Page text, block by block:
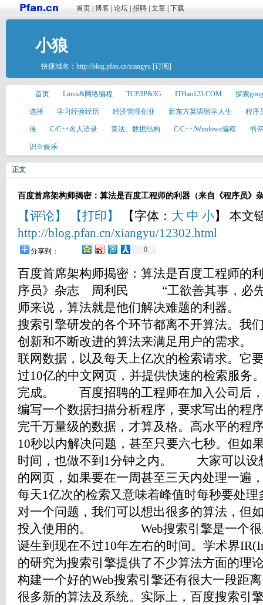
首页 博客 论坛 招聘 文章 下载
小狼
快捷域名： http://blog.pfan.cn/xiangyu [订阅]
首页 Linux&网络编程 TCP/IP&3G ITHao123.COM 探索
选择 学习经验经历 经济管理创业 新东方英语留学人生 程序
侠 C/C++名人语录 算法、数据结构 C/C++/Windows编程 书
识※娱乐
正文
百度首席架构师揭密：算法是百度工程师的利器（来自《程序员》
【评论】 【打印】 【字体： 大 中 小】 本文
http://blog.pfan.cn/xiangyu/12302.html
分享到： 0
百度首席架构师揭密：算法是百度工程师的
序员》杂志 周利民 “工欲善其事，必先
师来说，算法就是他们解决难题的利器。
搜索引擎研发的各个环节都离不开算法。我
创新和不断改进的算法来满足用户的需求
联网数据，以及每天上亿次的检索请求。它
过10亿的中文网页，并提供快速的检索服务
完成。 百度招聘的工程师在加入公司后，
编写一个数据扫描分析程序，要求写出的程
完千万量级的数据，才算及格。高水平的程
10秒以内解决问题，甚至只要六七秒。但如
时间，也做不到1分钟之内。 大家可以设
的网页，如果要在一周甚至三天内处理一遍
每天1亿次的检索又意味着峰值时每秒要处
对一个问题，我们可以想出很多的算法，但
投入使用的。 Web搜索引擎是一个很
诞生到现在不过10年左右的时间。学术界
的研究为搜索引擎提供了不少算法方面的理
构建一个好的Web搜索引擎还有很大一段距
很多新的算法及系统。实际上，百度搜索引